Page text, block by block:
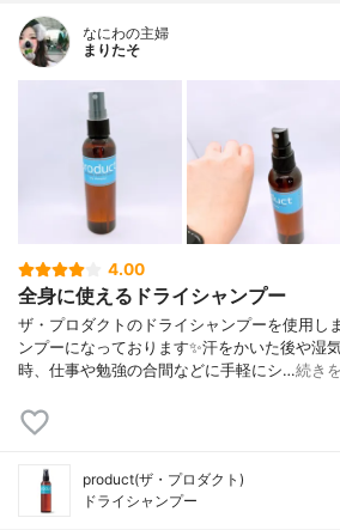
なにわの主婦
まりたそ
4.00
全身に使えるドライシャンプー
ザ・プロダクトのドライシャンプーを使用し
ンプーになっております✨汗をかいた後や湿
時、仕事や勉強の合間などに手軽にシ…続き
product(ザ・プロダクト)
ドライシャンプー